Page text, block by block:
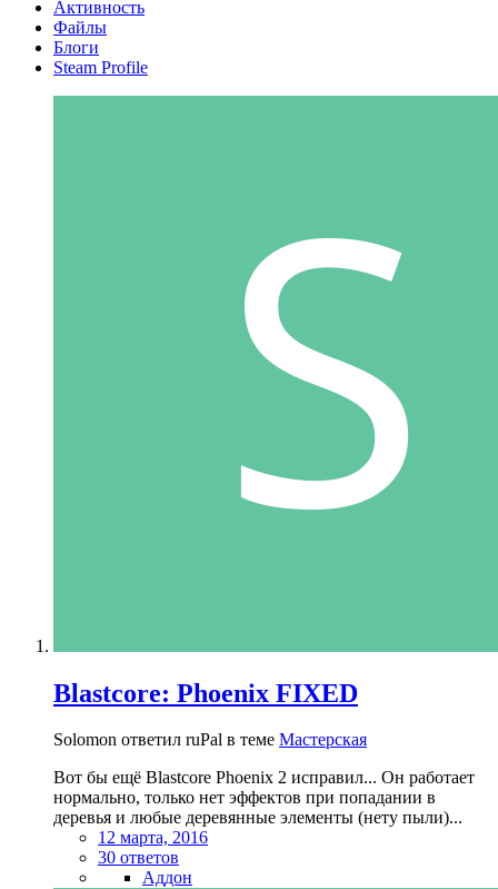
Активность
Файлы
Блоги
Steam Profile
Blastcore: Phoenix FIXED
Solomon ответил ruPal в теме Мастерская
Вот бы ещё Blastcore Phoenix 2 исправил... Он работает
нормально, только нет эффектов при попадании в
деревья и любые деревянные элементы (нету пыли)...
12 марта, 2016
30 ответов
Аддон